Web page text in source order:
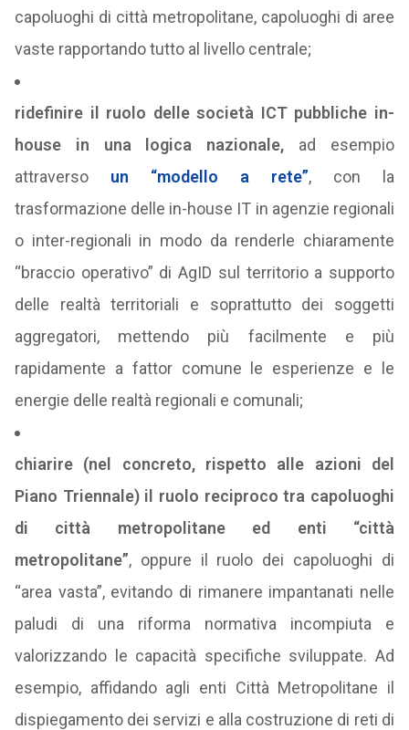
capoluoghi di città metropolitane, capoluoghi di aree
vaste rapportando tutto al livello centrale;
ridefinire il ruolo delle società ICT pubbliche in-
house in una logica nazionale, ad esempio
attraversoun “modello a rete”, con la
trasformazione delle in-house IT in agenzie regionali
o inter-regionali in modo da renderle chiaramente
“braccio operativo” di AgID sul territorio a supporto
delle realtà territoriali e soprattutto dei soggetti
aggregatori, mettendo più facilmente e più
rapidamente a fattor comune le esperienze e le
energie delle realtà regionali e comunali;
chiarire (nel concreto, rispetto alle azioni del
Piano Triennale) il ruolo reciproco tra capoluoghi
di città metropolitane ed enti “città
metropolitane”, oppure il ruolo dei capoluoghi di
“area vasta”, evitando di rimanere impantanati nelle
paludi di una riforma normativa incompiuta e
valorizzando le capacità specifiche sviluppate. Ad
esempio, affidando agli enti Città Metropolitane il
dispiegamento dei servizi e alla costruzione di reti di